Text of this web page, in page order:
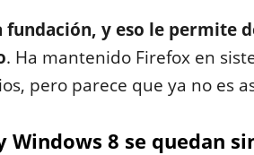
fundación, y eso le permite
. Ha mantenido Firefox en
pero parece que ya no es
Windows 8 se quedan